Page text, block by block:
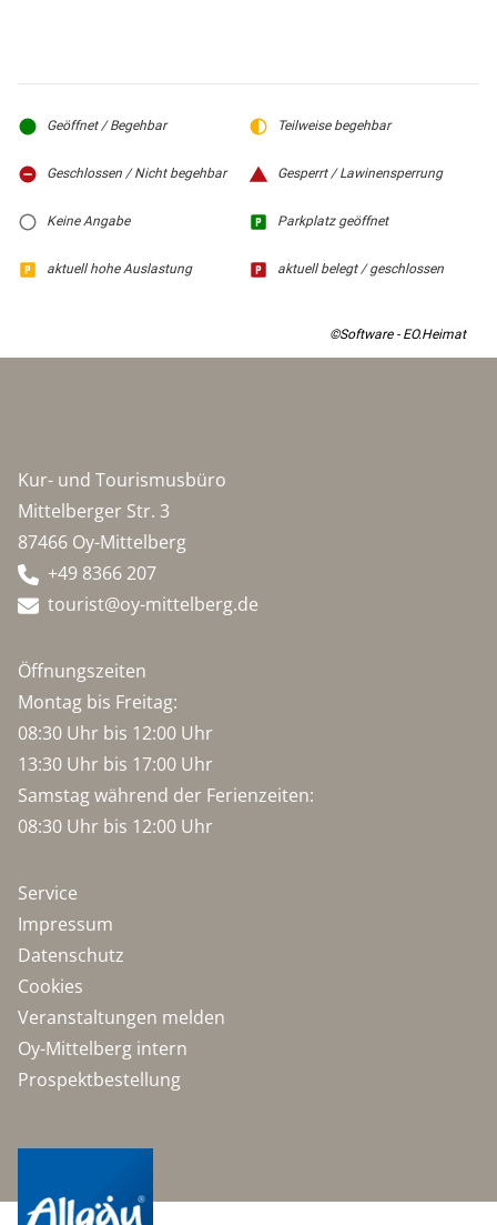
Geöffnet / Begehbar Teilweise begehbar
Geschlossen / Nicht begehbar Gesperrt / Lawinensperrung
Keine Angabe Parkplatz geöffnet
aktuell hohe Auslastung aktuell belegt / geschlossen
©Software - EO.Heimat
Kur- und Tourismusbüro
Mittelberger Str. 3
87466 Oy-Mittelberg
+49 8366 207
tourist@oy-mittelberg.de
Öffnungszeiten
Montag bis Freitag:
08:30 Uhr bis 12:00 Uhr
13:30 Uhr bis 17:00 Uhr
Samstag während der Ferienzeiten:
08:30 Uhr bis 12:00 Uhr
Service
Impressum
Datenschutz
Cookies
Veranstaltungen melden
Oy-Mittelberg intern
Prospektbestellung